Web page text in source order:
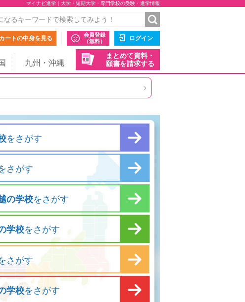
マイナビ進学｜大学・短期大学・専門学校の受験・進学情報
カートの中身を見る
会員登録
（無料）
ログイン
まとめて資料・
願書を請求する
九州・沖縄
›
をさがす
さがす
の学校をさがす
学校をさがす
さがす
学校をさがす